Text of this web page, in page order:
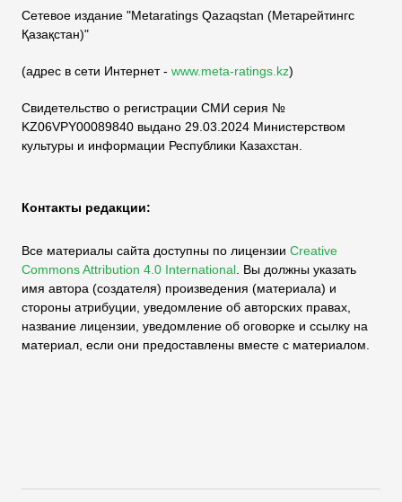
Сетевое издание "Metaratings Qazaqstan (Метарейтингс
Қазақстан)"
(адрес в сети Интернет - www.meta-ratings.kz)
Свидетельство о регистрации СМИ серия №
KZ06VPY00089840 выдано 29.03.2024 Министерством
культуры и информации Республики Казахстан.
Контакты редакции:
Все материалы сайта доступны по лицензии Creative
Commons Attribution 4.0 International Вы должны указать
имя автора (создателя) произведения (материала) и
стороны атрибуции, уведомление об авторских правах,
название лицензии, уведомление об оговорке и ссылку на
материал, если они предоставлены вместе с материалом.